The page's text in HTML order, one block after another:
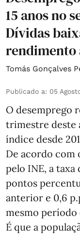
15 anos no
Dívidas
rendimento
Tomás Gonçalves
Publicado a: 05
O desemprego
trimestre deste
índice desde
De acordo com
pelo INE, a
pontos
anterior e 0,6
mesmo período
É que a